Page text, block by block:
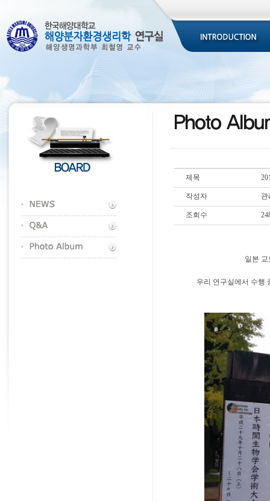
제목
작성자 관
조회수
일본
우리 연구실에서 수행